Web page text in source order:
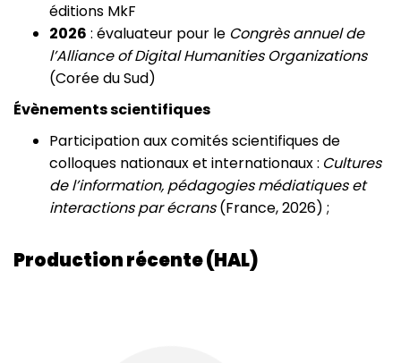
éditions MkF
2026 : évaluateur pour le Congrès annuel de
l’Alliance of Digital Humanities Organizations
(Corée du Sud)
Évènements scientifiques
Participation aux comités scientifiques de
colloques nationaux et internationaux : Cultures
de l’information, pédagogies médiatiques et
interactions par écrans(France, 2026) ;
Production récente (HAL)